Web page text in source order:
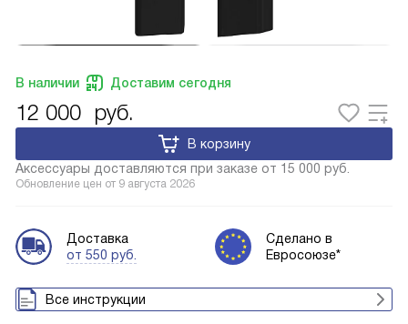
В наличии Доставим сегодня
12 000 руб.
Аксессуары доставляются при заказе от 15 000 руб.
В корзину
Обновление цен от 9 августа 2026
Доставка
от 550 руб.
Сделано в
Евросоюзе*
Все инструкции